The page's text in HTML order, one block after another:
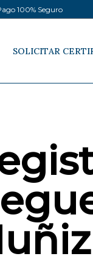
100% Seguro
SOLICITAR